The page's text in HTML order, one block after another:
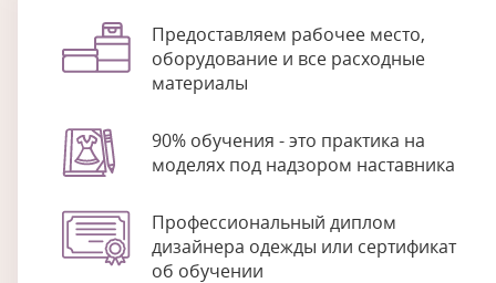
Предоставляем рабочее место,
оборудование и все расходные
материалы
90% обучения - это практика на
моделях под надзором наставника
Профессиональный диплом
дизайнера одежды или сертификат
об обучении